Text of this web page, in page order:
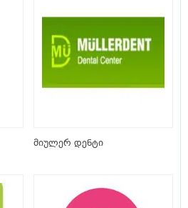
მიულერ დენტი